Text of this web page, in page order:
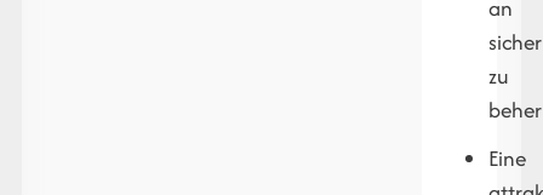
an
sicher
zu
Eine